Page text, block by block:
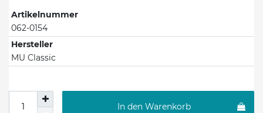
Artikelnummer
062-0154
Hersteller
MU Classic
In den Warenkorb